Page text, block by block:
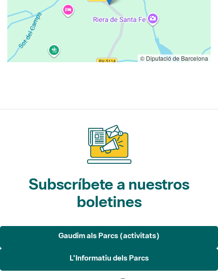
© Diputació de Barcelona
Subscríbete a nuestros
boletines
Gaudim als Parcs (activitats)
L'Informatiu dels Parcs